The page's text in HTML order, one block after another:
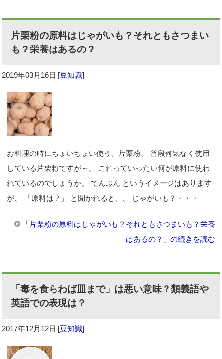
片栗粉の原料はじゃがいも？それともさつまい
も？栄養はあるの？
2019年03月16日 [豆知識]
お料理の時にちょいちょい使う、片栗粉。 普段何気なく使用
している片栗粉ですが～。 これっていったい何が原料に使わ
れているのでしょうか。 でんぷん というイメージはあります
が、 「原料は？」 と聞かれると、、 じゃがいも？・・・
「片栗粉の原料はじゃがいも？それともさつまいも？栄養
はあるの？」の続きを読む
「毒を食らわば皿まで」は悪い意味？類義語や
英語での表現は？
2017年12月12日 [豆知識]